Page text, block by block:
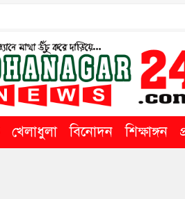
খেলাধুলা বিনোদন শিক্ষাঙ্গন